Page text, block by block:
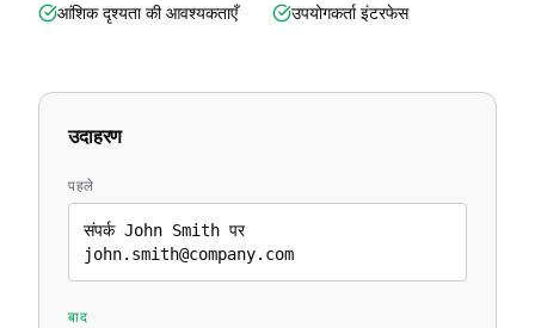
आंशिक दृश्यता की आवश्यकताएँ
उपयोगकर्ता इंटरफेस
उदाहरण
पहले
संपर्क John Smith पर
john.smith@company.com
बाद